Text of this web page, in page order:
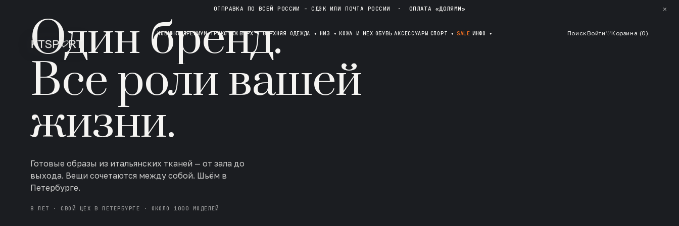
ОТПРАВКА ПО ВСЕЙ РОССИИ - СДЭК ИЛИ ПОЧТА РОССИИ · ОПЛАТА «ДОЛЯМИ» ✕
НОВИНКИ ПРЕМИУМ ТРИКОТАЖ ВЕРХ▾ ВЕРХНЯЯ ОДЕЖДА ▾ НИЗ ▾ КОЖА И МЕХ ОБУВЬ АКСЕССУАРЫ СПОРТ ▾ SALE ИНФО ▾ ПоискВойти ♡Корзина (0)
Один бренд.
Все роли вашей
жизни.
Готовые образы из итальянских тканей — от зала до
выхода. Вещи сочетаются между собой. Шьём в
Петербурге.
8 ЛЕТ · СВОЙ ЦЕХ В ПЕТЕРБУРГЕ · ОКОЛО 1000 МОДЕЛЕЙ